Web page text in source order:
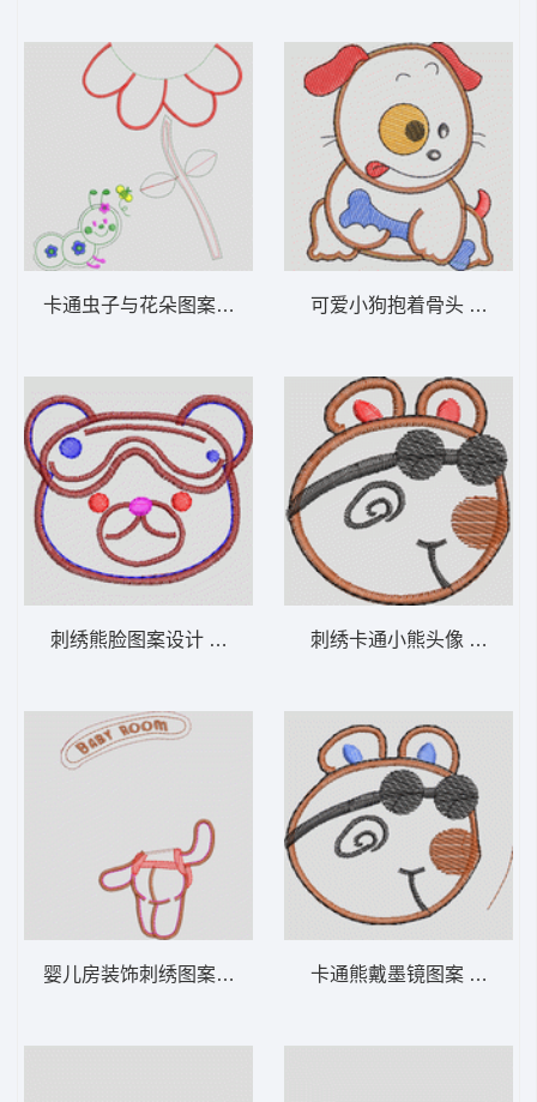
卡通虫子与花朵图案设计 卡通童装章标贴布
刺绣熊脸图案设计 卡通童装章标贴布
婴儿房装饰刺绣图案 卡通童装章标贴布
可爱小狗抱着
刺绣卡通小熊
卡通熊戴墨镜